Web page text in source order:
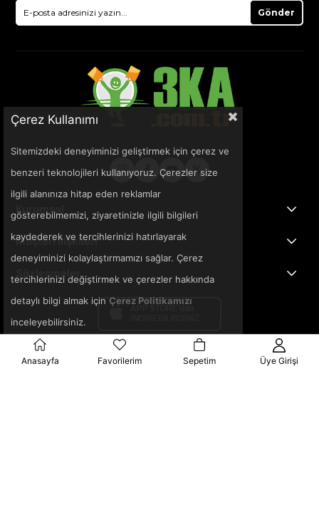
Gönder
Kurumsal
Müşteri İlişkileri
Sözleşmeler
Çerez Kullanımı
Sitemizdeki deneyiminizi geliştirmek için çerez ve
benzeri teknolojileri kullanıyoruz. Çerezler size
ilgili alanınıza hitap eden reklamlar
gösterebilmemizi, ziyaretinizle ilgili bilgileri
kaydederek ve tercihlerinizi hatırlayarak
deneyiminizi kolaylaştırmamızı sağlar. Çerez
tercihlerinizi değiştirmek ve çerezler hakkında
detaylı bilgi almak için Çerez Politikamızı
inceleyebilirsiniz.
Anasayfa Favorilerim Sepetim Üye Girişi